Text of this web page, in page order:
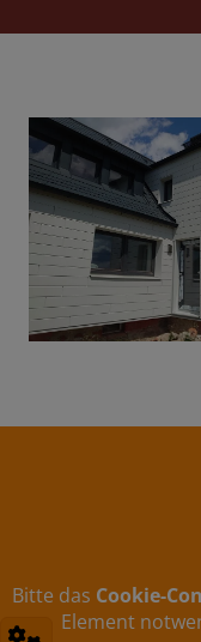
Bitte das Cookie-
Element